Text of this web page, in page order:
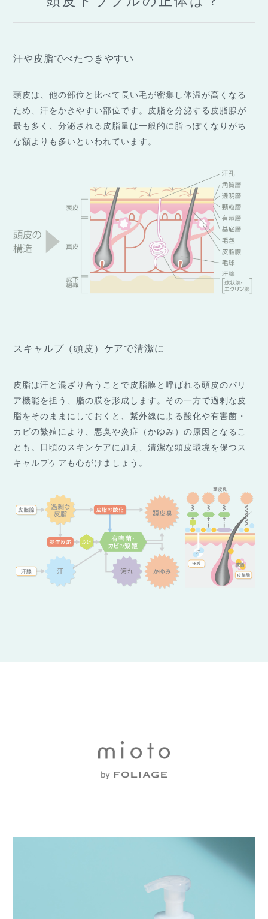
汗や皮脂でべたつきやすい
頭皮は、他の部位と比べて長い毛が密集し体温が高くなる
ため、汗をかきやすい部位です。皮脂を分泌する皮脂腺が
最も多く、分泌される皮脂量は一般的に脂っぽくなりがち
な額よりも多いといわれています。
スキャルプ（頭皮）ケアで清潔に
皮脂は汗と混ざり合うことで皮脂膜と呼ばれる頭皮のバリ
ア機能を担う、脂の膜を形成します。その一方で過剰な皮
脂をそのままにしておくと、紫外線による酸化や有害菌・
カビの繁殖により、悪臭や炎症（かゆみ）の原因となるこ
とも。日頃のスキンケアに加え、清潔な頭皮環境を保つス
キャルプケアも心がけましょう。